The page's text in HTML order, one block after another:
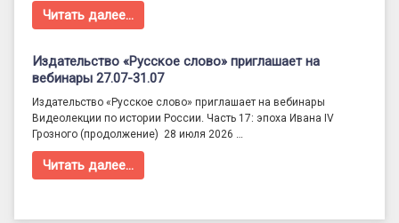
Читать далее…
Издательство «Русское слово» приглашает на
вебинары 27.07-31.07
Издательство «Русское слово» приглашает на вебинары
Видеолекции по истории России. Часть 17: эпоха Ивана IV
Грозного (продолжение) 28 июля 2026 …
Читать далее…